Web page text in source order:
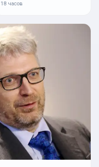
18 часов